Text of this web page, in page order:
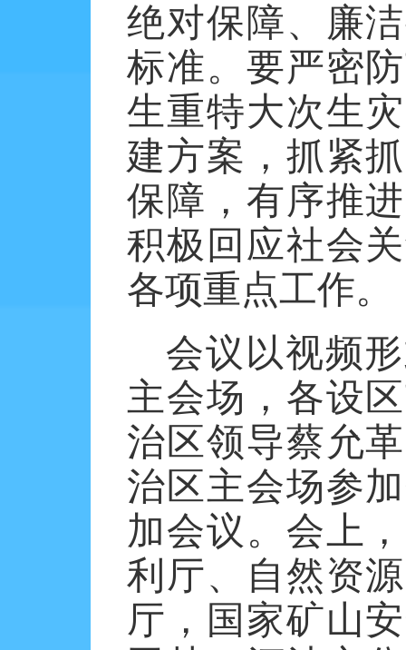
绝对保障、廉
标准。要严密
生重特大次生
建方案，抓紧
保障，有序推
积极回应社会
各项重点工作。
会议以视频
主会场，各设
治区领导蔡允
治区主会场参
加会议。会上
利厅、自然资
厅，国家矿山